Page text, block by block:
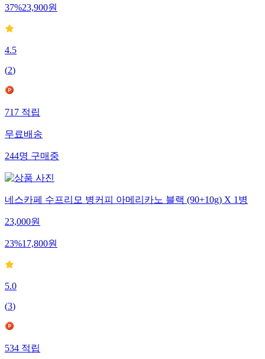
37%23,900원
4.5
(2)
717적립
무료배송
244명구매중
네스카페 수프리모 병커피 아메리카노 블랙 (90+10g) X 1병
23,000원
23%17,800원
5.0
(3)
534적립